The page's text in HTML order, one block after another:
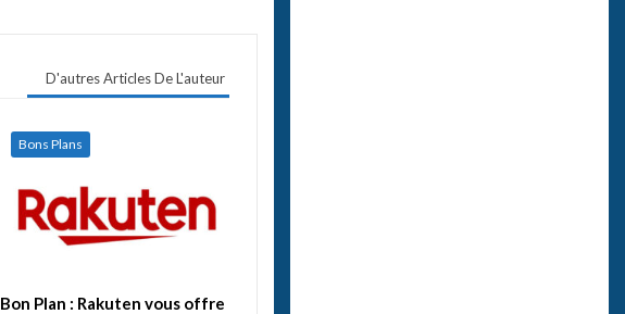
D'autres Articles De L'auteur
Bons Plans
Bon Plan : Rakuten vous offre